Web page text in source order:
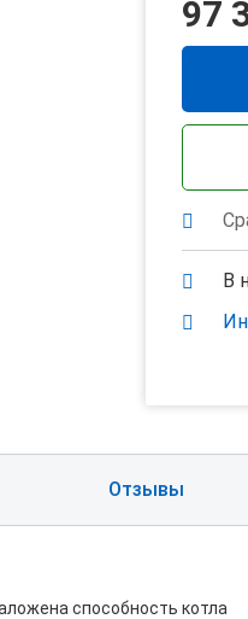
97
В
Отзывы
способность котла